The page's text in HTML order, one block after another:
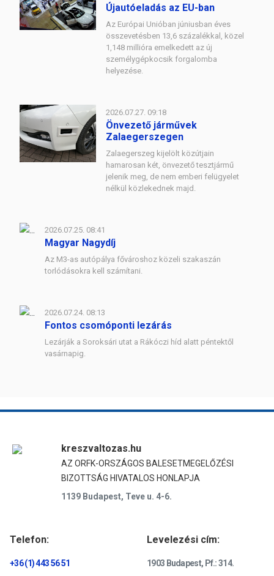
Újautóeladás az EU-ban
Az Európai Unióban júniusban éves
összevetésben 13,6 százalékkal, közel
1,148 millióra emelkedett az új
személygépkocsik forgalomba
helyezése.
2026.07.27. 09:18
Önvezető járművek
Zalaegerszegen
Zalaegerszeg kijelölt közútjain
hamarosan két, önvezető tesztjármű
jelenik meg, de nem emberi felügyelet
nélkül közlekednek majd.
2026.07.25. 08:41
Magyar Nagydíj
Az M3-as autópálya fővároshoz közeli szakaszán
torlódásokra kell számítani.
2026.07.24. 08:13
Fontos csomóponti lezárás
Lezárják a Soroksári utat a Rákóczi híd alatt péntektől
vasárnapig.
kreszvaltozas.hu
AZ ORFK-ORSZÁGOS BALESETMEGELŐZÉSI
BIZOTTSÁG HIVATALOS HONLAPJA
1139 Budapest, Teve u. 4-6.
Telefon:
+36 (1) 443 56 51
Levelezési cím:
1903 Budapest, Pf.: 314.